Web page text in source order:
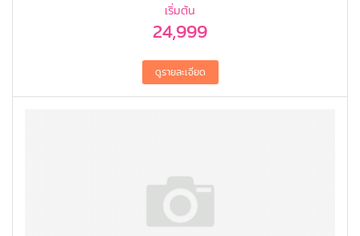
เริ่มต้น
24,999